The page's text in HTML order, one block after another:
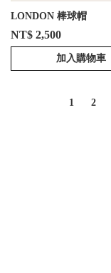
LONDON 棒球帽
NT$ 2,500
加入購物車
1 2